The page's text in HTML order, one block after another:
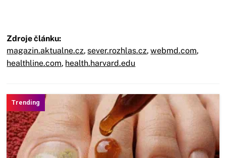
Zdroje článku:
magazin.aktualne.cz, sever.rozhlas.cz, webmd.com,
healthline.com, health.harvard.edu